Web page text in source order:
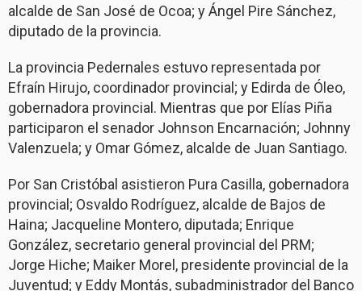
alcalde de San José de Ocoa; y Ángel Pire Sánchez,
diputado de la provincia.
La provincia Pedernales estuvo representada por
Efraín Hirujo, coordinador provincial; y Edirda de Óleo,
gobernadora provincial. Mientras que por Elías Piña
participaron el senador Johnson Encarnación; Johnny
Valenzuela; y Omar Gómez, alcalde de Juan Santiago.
Por San Cristóbal asistieron Pura Casilla, gobernadora
provincial; Osvaldo Rodríguez, alcalde de Bajos de
Haina; Jacqueline Montero, diputada; Enrique
González, secretario general provincial del PRM;
Jorge Hiche; Maiker Morel, presidente provincial de la
Juventud; y Eddy Montás, subadministrador del Banco